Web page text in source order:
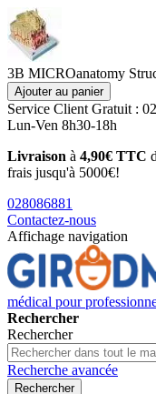
3B MICROanatomy
Ajouter au panier
Service Client Gratuit :
Lun-Ven 8h30-18h
Livraison à 4,90€ TTC
frais jusqu'à 5000€!
028086881
Contactez-nous
Affichage navigation
médical pour
Rechercher
Rechercher
Recherche avancée
Rechercher